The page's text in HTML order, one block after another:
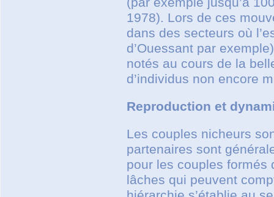
1978). Lors de ces
dans des secteurs où
d’Ouessant par
notés au cours de la
d’individus non encore
Reproduction et
Les couples nicheurs
partenaires sont
pour les couples formés
lâches qui peuvent